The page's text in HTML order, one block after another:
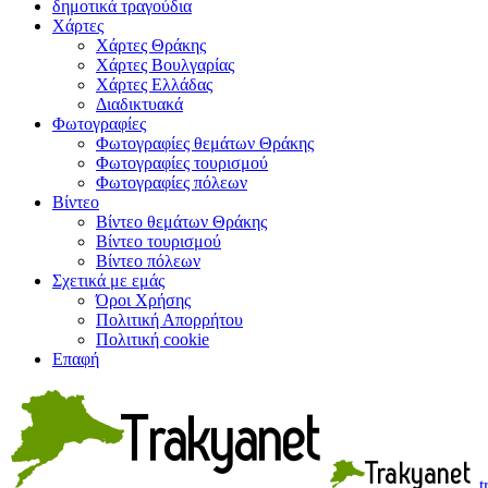
δημοτικά τραγούδια
Χάρτες
Χάρτες Θράκης
Χάρτες Βουλγαρίας
Χάρτες Ελλάδας
Διαδικτυακά
Φωτογραφίες
Φωτογραφίες θεμάτων Θράκης
Φωτογραφίες τουρισμού
Φωτογραφίες πόλεων
Βίντεο
Βίντεο θεμάτων Θράκης
Βίντεο τουρισμού
Βίντεο πόλεων
Σχετικά με εμάς
Όροι Χρήσης
Πολιτική Απορρήτου
Πολιτική cookie
Επαφή